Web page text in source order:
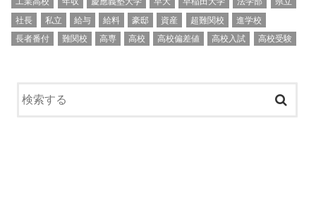
社長
私立 給与 給料 豪邸 資産 超難関校
進学校
長者番付
難関校 高専 高校 高校偏差値 高校入試 高校受験